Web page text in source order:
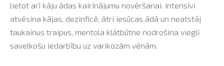
lietot arī kāju ādas kairinājumu novēršanai. intensīvi
atvēsina kājas, dezinficē, ātri iesūcas ādā un neatstāj
taukainus traipus, mentola klātbūtne nodrošina viegli
savelkošu iedarbību uz varikozām vēnām.